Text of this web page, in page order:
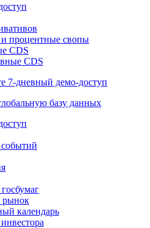
процентные свопы
CDS
CDS
7-дневный демо-доступ
базу данных
календарь